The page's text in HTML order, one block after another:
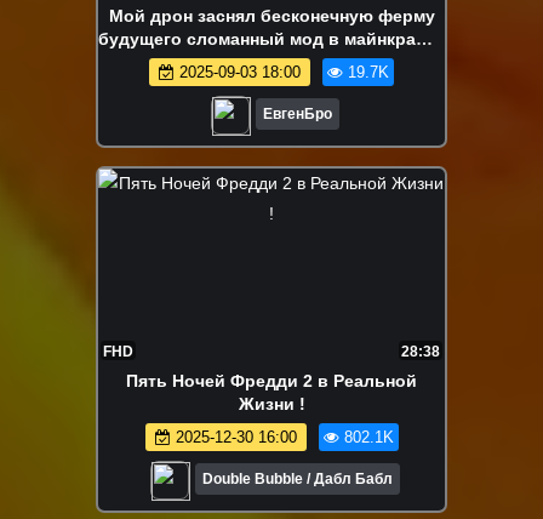
Мой дрон заснял бесконечную ферму
будущего сломанный мод в майнкрафт!
девушка новичок видео minecraft
2025-09-03 18:00 19.7K
ЕвгенБро
FHD 28:38
Пять Ночей Фредди 2 в Реальной
Жизни !
2025-12-30 16:00 802.1K
Double Bubble / Дабл Бабл